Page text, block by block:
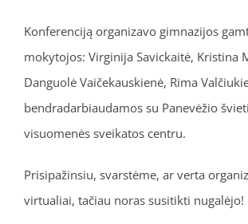
Konferenciją organizavo gimnazijos
mokytojos: Virginija Savickaitė, Kristina
Danguolė Vaičekauskienė, Rima
bendradarbiaudamos su Panevėžio
visuomenės sveikatos centru.
Prisipažinsiu, svarstėme, ar verta
virtualiai, tačiau noras susitikti nugalėjo!